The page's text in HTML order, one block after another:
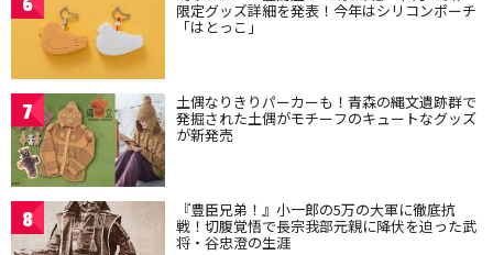
限定グッズ詳細を発表！今年はシリコンポーチ
「はとっこ」
7 土偶なりきりパーカーも！青森の縄文遺跡群で
発掘された土偶がモチーフのキュートなグッズ
が新発売
8 『豊臣兄弟！』小一郎の5万の大軍に徹底抗
戦！切腹覚悟で長宗我部元親に降伏を迫った武
将・谷忠澄の生涯